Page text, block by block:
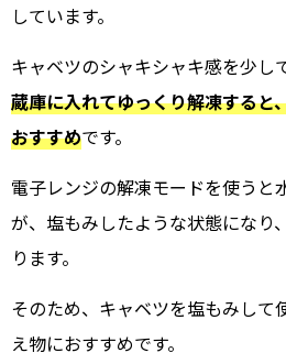
しています。
キャベツのシャキシャキ感を少し
蔵庫に入れてゆっくり解凍すると
おすすめです。
電子レンジの解凍モードを使うと
が、塩もみしたような状態になり
ります。
そのため、キャベツを塩もみして
え物におすすめです。